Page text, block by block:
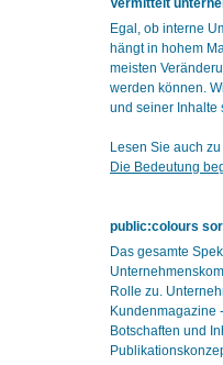
Vermittelt
Egal, ob interne
hängt in hohem
meisten
werden können.
und seiner Inhalte
Lesen Sie auch
Die Bedeutung
public:colours
Das gesamte
Rolle zu.
Kundenmagazine
Botschaften und